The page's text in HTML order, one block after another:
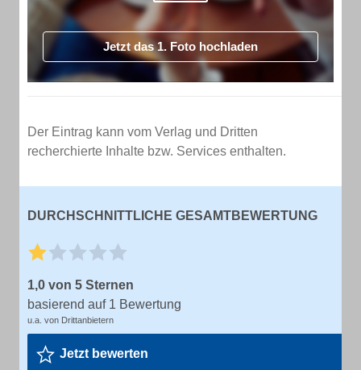
Jetzt das 1. Foto hochladen
Der Eintrag kann vom Verlag und Dritten
recherchierte Inhalte bzw. Services enthalten.
DURCHSCHNITTLICHE GESAMTBEWERTUNG
1,0 von 5 Sternen
basierend auf 1 Bewertung
u.a. von Drittanbietern
Jetzt bewerten